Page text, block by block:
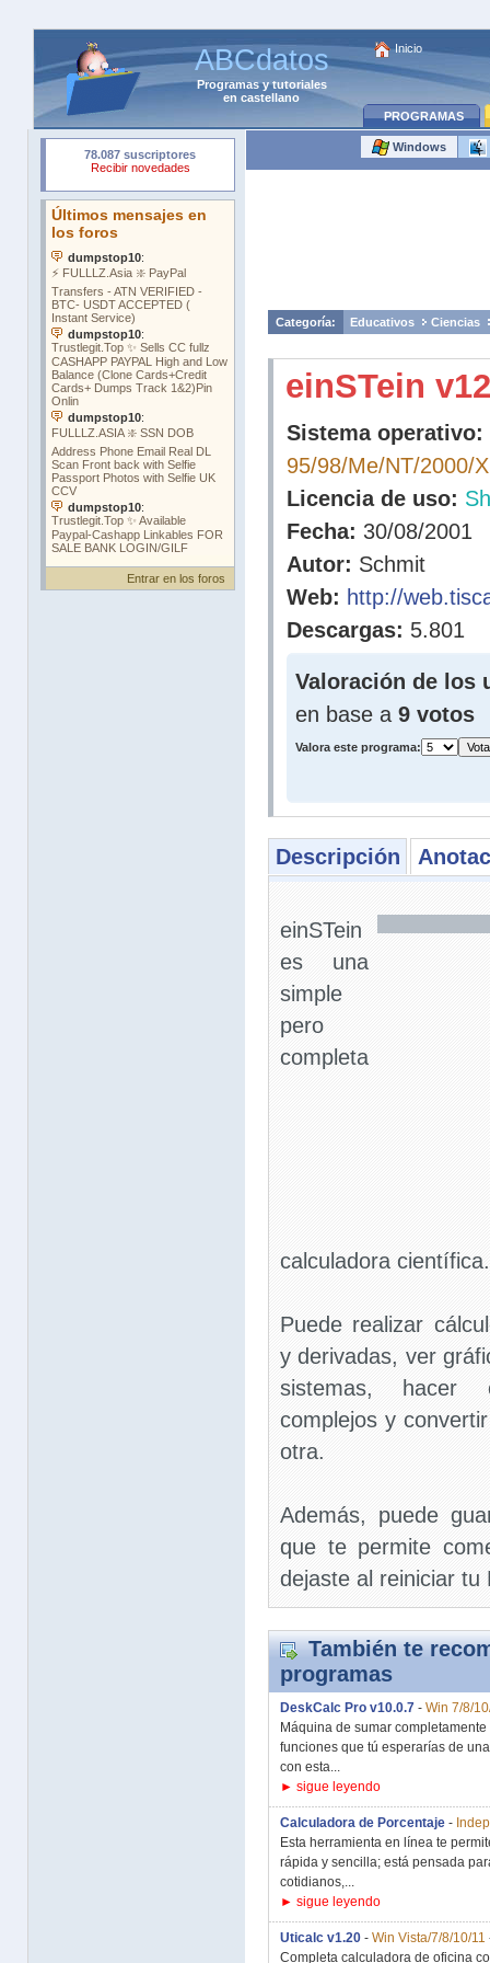
ABCdatos
Programasytutoriales
en castellano
Inicio
PROGRAMAS
Entrar en los foros
Windows
Categoría: Educativos Ciencias
einSTein
Sistema operativo:
95/98/Me/NT/2000/
Licencia de uso:
Fecha: 30/08/2001
Autor: Schmit
Web: http://
Descargas: 5.801
Valoración de los
en base a 9 votos
Valora este programa:
Descripción
einSTein
es una
simple
pero
completa
calculadora científica.
Puede realizar
y derivadas, ver
sistemas, hacer
complejos y
otra.
Además, puede
que te permite
dejaste al reiniciar tu
También te
programas
DeskCalc Pro v10.0.7 - Win 7/8/
Máquina de sumar
funciones que tú esperarías de
con esta...
► sigue leyendo
Calculadora de Porcentaje -
Esta herramienta en línea te
rápida y sencilla; está pensada
cotidianos,...
► sigue leyendo
Uticalc v1.20 - Win Vista/7/8/10/11
Completa calculadora de oficina